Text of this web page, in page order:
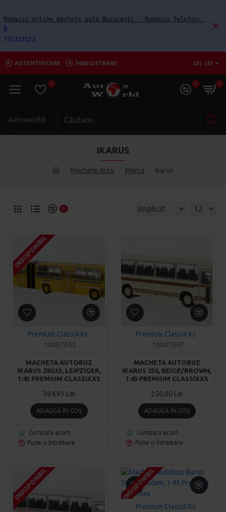
0
731312123
AUTENTIFICARE ÎNREGISTRARE LEI LEI
0 0 0
Autosworld
Machete Auto Marca Ikarus
IKARUS
0
INDISPONIBIL
INDISPONIBIL
INDISPONIBIL
Premium ClassiXXs
10007052
MACHETA AUTOBUZ
IKARUS 280.33, LEIPZIGER,
1:43 PREMIUM CLASSIXXS
384,91 Lei
ADAUGĂ ÎN COŞ
Cumpără acum
Pune o întrebare
Premium ClassiXXs
10007047
MACHETA AUTOBUZ
IKARUS 256, BEIGE/BROWN,
1:43 PREMIUM CLASSIXXS
250,00 Lei
ADAUGĂ ÎN COŞ
Cumpără acum
Pune o întrebare
INDISPONIBIL
INDISPONIBIL
INDISPONIBIL INDISPONIBIL
INDISPONIBIL
INDISPONIBIL
Premium ClassiXXs